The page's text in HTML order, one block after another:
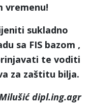
vremenu!
sukladno
sa FIS bazom ,
te voditi
za zaštitu bilja.
dipl.ing.agr